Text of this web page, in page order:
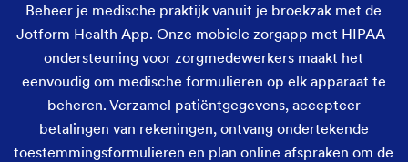
Beheer je medische praktijk vanuit je broekzak met de
Jotform Health App. Onze mobiele zorgapp met HIPAA-
ondersteuning voor zorgmedewerkers maakt het
eenvoudig om medische formulieren op elk apparaat te
beheren. Verzamel patiëntgegevens, accepteer
betalingen van rekeningen, ontvang ondertekende
toestemmingsformulieren en plan online afspraken om de